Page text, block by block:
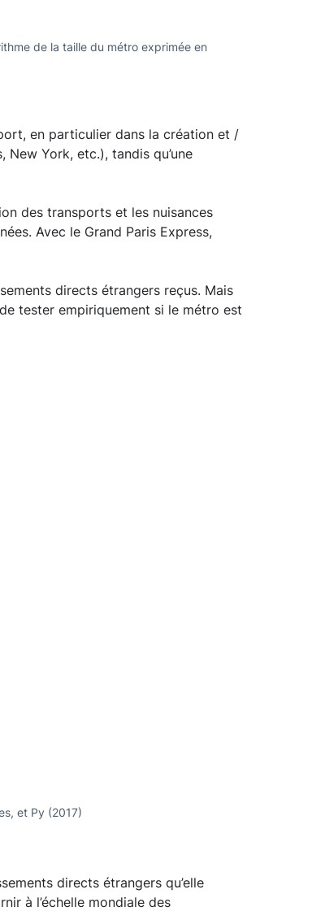
de la taille du métro exprimée en
en particulier dans la création et /
New York, etc.), tandis qu’une
des transports et les nuisances
Avec le Grand Paris Express,
directs étrangers reçus. Mais
tester empiriquement si le métro est
et Py (2017)
directs étrangers qu’elle
à l’échelle mondiale des